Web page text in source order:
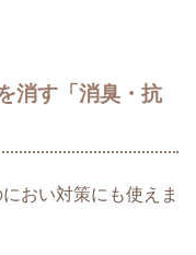
消す「消臭・抗
おい対策にも使えま